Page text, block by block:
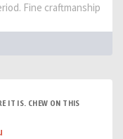
Fine craftmanship
IT IS. CHEW ON THIS